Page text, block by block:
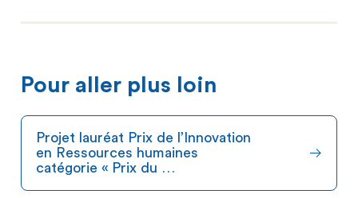
Pour aller plus loin
Projet lauréat Prix de l’Innovation
en Ressources humaines
catégorie « Prix du …